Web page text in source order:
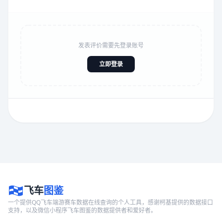
发表评价需要先登录账号
立即登录
飞车图鉴
一个提供QQ飞车端游赛车数据在线查询的个人工具，感谢柯基提供的数据接口
支持，以及微信小程序飞车图鉴的数据提供者和爱好者。